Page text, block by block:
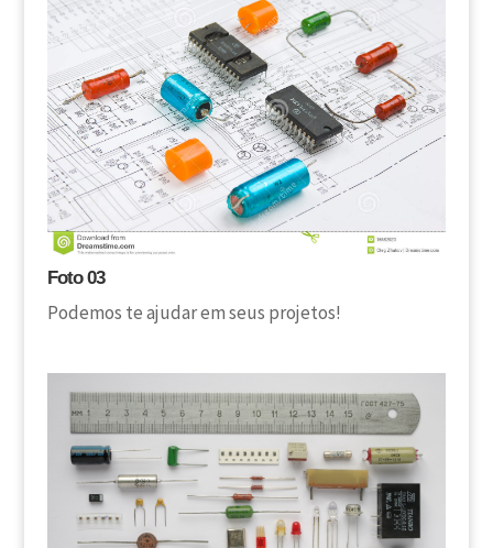
Foto 03
Podemos te ajudar em seus projetos!